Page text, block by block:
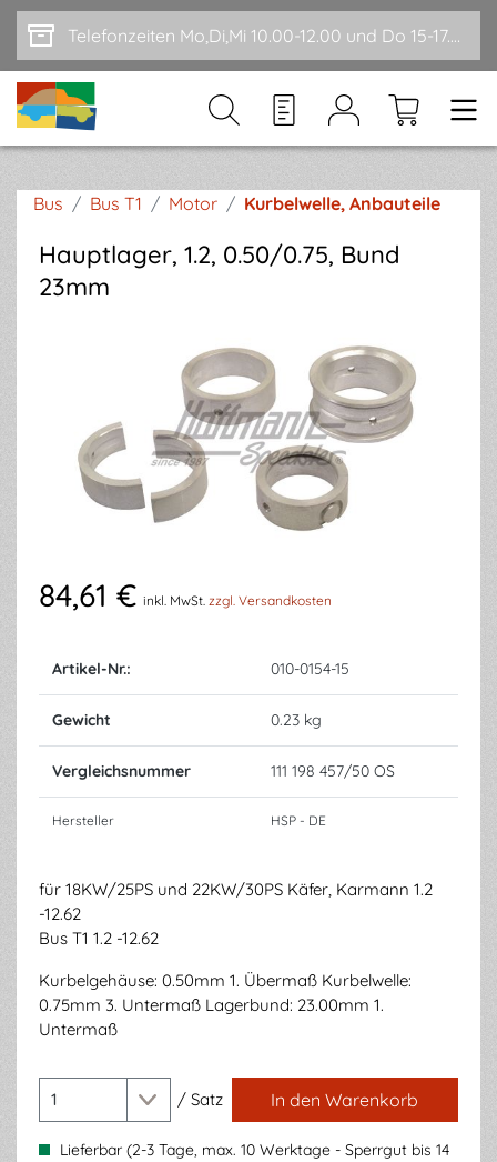
Zum Hauptinhalt springen Telefonzeiten Mo,Di,Mi 10.00-12.00 und Do 15-17.00
Bus / Bus T1 / Motor / Kurbelwelle, Anbauteile
Hauptlager, 1.2, 0.50/0.75, Bund
23mm
84,61 € inkl. MwSt. zzgl. Versandkosten
Artikel-Nr.: 010-0154-15
Gewicht 0.23 kg
Vergleichsnummer 111 198 457/50 OS
Hersteller HSP - DE
für 18KW/25PS und 22KW/30PS Käfer, Karmann 1.2
-12.62
Bus T1 1.2 -12.62
Kurbelgehäuse: 0.50mm 1. Übermaß Kurbelwelle:
0.75mm 3. Untermaß Lagerbund: 23.00mm 1.
Untermaß
/ Satz In den Warenkorb
Lieferbar (2-3 Tage, max. 10 Werktage - Sperrgut bis 14